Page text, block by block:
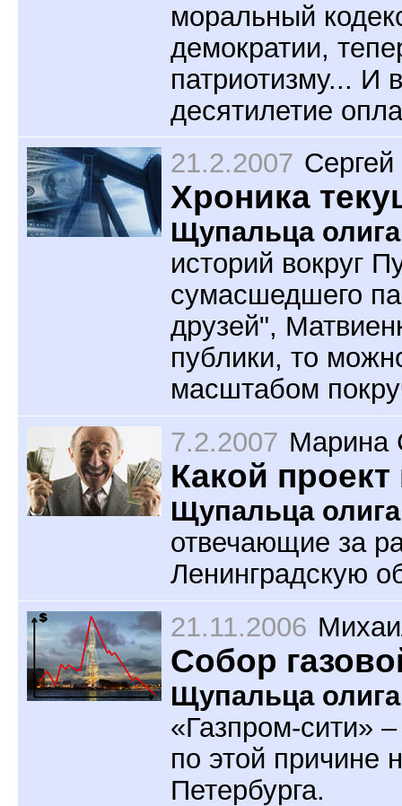
моральный
демократии,
патриотизму... И
десятилетие
21.2.2007
Хроника
Щупальца
историй вокруг
сумасшедшего
друзей",
публики, то
масштабом
7.2.2007 Марина
Какой
Щупальца
отвечающие за
Ленинградскую
21.11.2006
Собор
Щупальца
«Газпром-сити»
по этой причине
Петербурга.